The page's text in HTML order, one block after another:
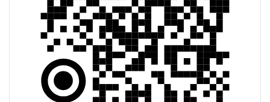
НОВОСТИ
17 мая 2023
Весенний приём нормативов ГТО
НОВОСТИ